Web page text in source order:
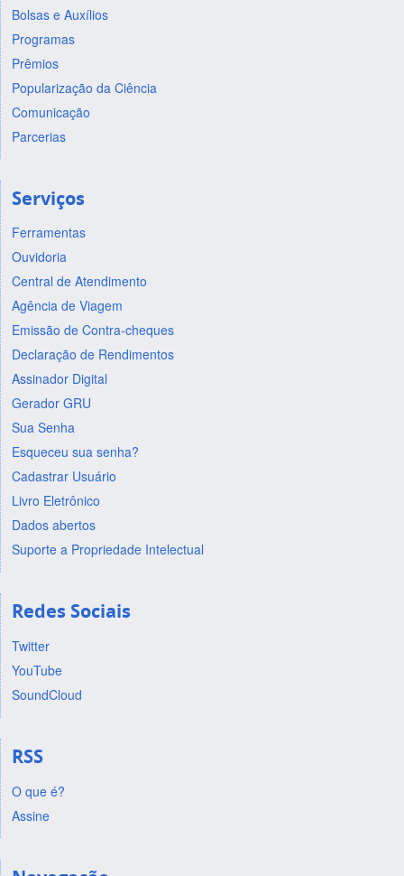
Bolsas e Auxílios
Programas
Prêmios
Popularização da Ciência
Comunicação
Parcerias
Serviços
Ferramentas
Ouvidoria
Central de Atendimento
Agência de Viagem
Emissão de Contra-cheques
Declaração de Rendimentos
Assinador Digital
Gerador GRU
Sua Senha
Esqueceu sua senha?
Cadastrar Usuário
Livro Eletrônico
Dados abertos
Suporte a Propriedade Intelectual
Redes Sociais
Twitter
YouTube
SoundCloud
RSS
O que é?
Assine